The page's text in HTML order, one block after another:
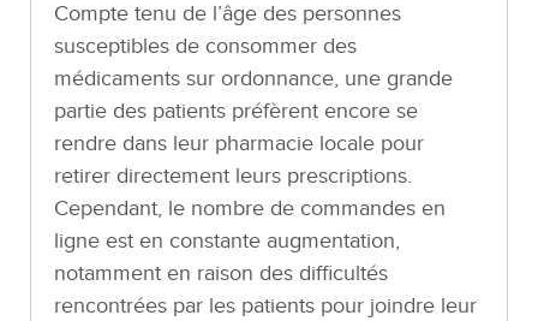
Compte tenu de l’âge des personnes
susceptibles de consommer des
médicaments sur ordonnance, une grande
partie des patients préfèrent encore se
rendre dans leur pharmacie locale pour
retirer directement leurs prescriptions.
Cependant, le nombre de commandes en
ligne est en constante augmentation,
notamment en raison des difficultés
rencontrées par les patients pour joindre leur